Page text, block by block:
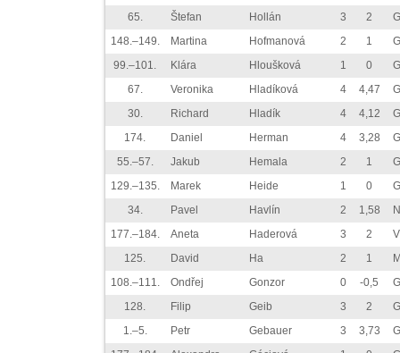
65.
Štefan Hollán 3 2
148.–149.
Martina Hofmanová 2 1
99.–101.
Klára Hloušková 1 0
67.
Veronika Hladíková 4 4,47
30.
Richard Hladík 4 4,12
174.
Daniel Herman 4 3,28
55.–57.
Jakub Hemala 2 1
129.–135.
Marek Heide 1 0
34.
Pavel Havlín 2 1,58
177.–184.
Aneta Haderová 3 2
125.
David Ha 2 1
108.–111.
Ondřej Gonzor 0 -0,5
128.
Filip Geib 3 2
1.–5.
Petr Gebauer 3 3,73